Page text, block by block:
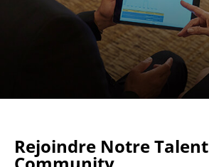
Rejoindre Notre Talent